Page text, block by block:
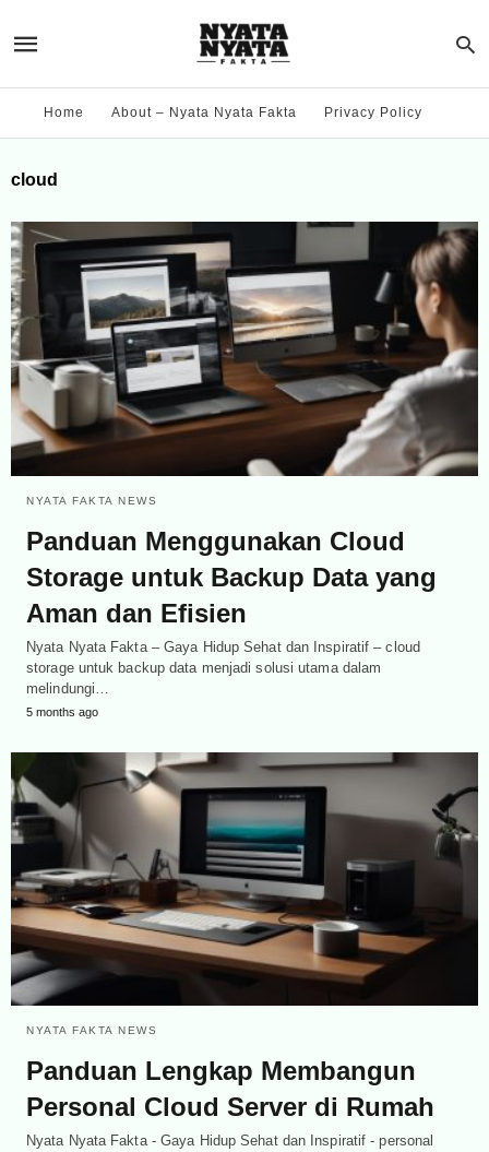
Home About – Nyata Nyata Fakta Privacy Policy
cloud
NYATA FAKTA NEWS
Panduan Menggunakan Cloud
Storage untuk Backup Data yang
Aman dan Efisien
Nyata Nyata Fakta – Gaya Hidup Sehat dan Inspiratif – cloud
storage untuk backup data menjadi solusi utama dalam
melindungi…
5 months ago
NYATA FAKTA NEWS
Panduan Lengkap Membangun
Personal Cloud Server di Rumah
Nyata Nyata Fakta - Gaya Hidup Sehat dan Inspiratif - personal